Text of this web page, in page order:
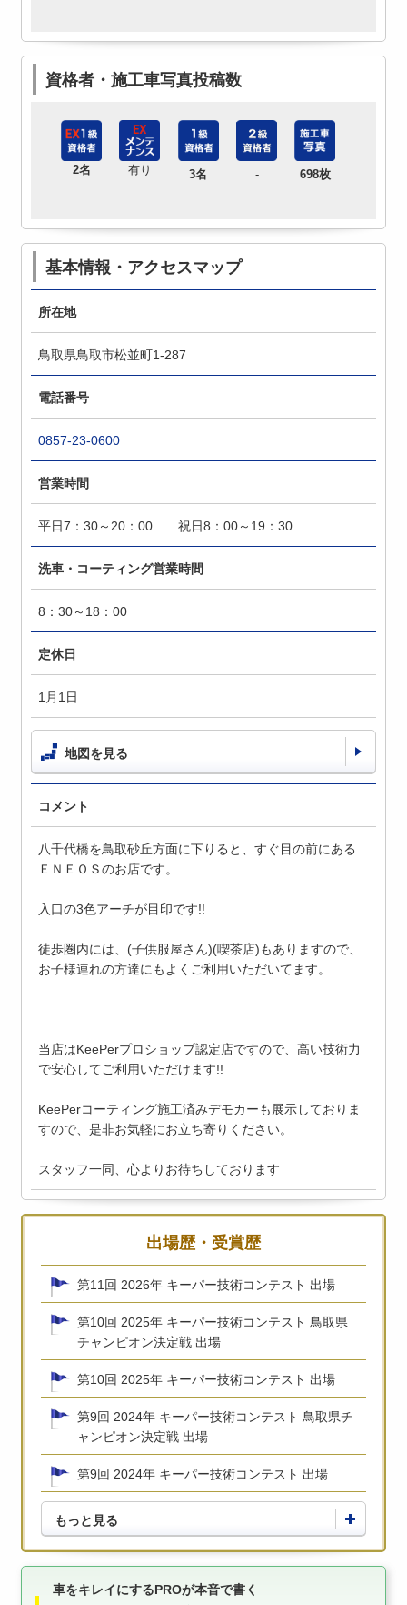
資格者・施工車写真投稿数
2名 有り 3名 - 698枚
基本情報・アクセスマップ
所在地
鳥取県鳥取市松並町1-287
電話番号
0857-23-0600
営業時間
平日7：30～20：00 祝日8：00～19：30
洗車・コーティング営業時間
8：30～18：00
定休日
1月1日
地図を見る
コメント
八千代橋を鳥取砂丘方面に下りると、すぐ目の前にある
ＥＮＥＯＳのお店です。
入口の3色アーチが目印です!!
徒歩圏内には、(子供服屋さん)(喫茶店)もありますので、
お子様連れの方達にもよくご利用いただいてます。
当店はKeePerプロショップ認定店ですので、高い技術力
で安心してご利用いただけます!!
KeePerコーティング施工済みデモカーも展示しておりま
すので、是非お気軽にお立ち寄りください。
スタッフ一同、心よりお待ちしております
出場歴・受賞歴
第11回 2026年 キーパー技術コンテスト 出場
第10回 2025年 キーパー技術コンテスト 鳥取県
チャンピオン決定戦 出場
第10回 2025年 キーパー技術コンテスト 出場
第9回 2024年 キーパー技術コンテスト 鳥取県チ
ャンピオン決定戦 出場
第9回 2024年 キーパー技術コンテスト 出場
もっと見る
車をキレイにするPROが本音で書く